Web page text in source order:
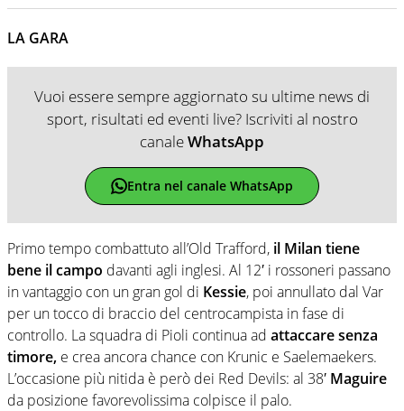
LA GARA
Vuoi essere sempre aggiornato su ultime news di
sport, risultati ed eventi live? Iscriviti al nostro
canaleWhatsApp
Entra nel canale WhatsApp
Primo tempo combattuto all’Old Trafford, il Milan tiene
bene il campo davanti agli inglesi. Al 12′ i rossoneri passano
in vantaggio con un gran gol di Kessie, poi annullato dal Var
per un tocco di braccio del centrocampista in fase di
controllo. La squadra di Pioli continua ad attaccare senza
timore, e crea ancora chance con Krunic e Saelemaekers.
L’occasione più nitida è però dei Red Devils: al 38′ Maguire
da posizione favorevolissima colpisce il palo.